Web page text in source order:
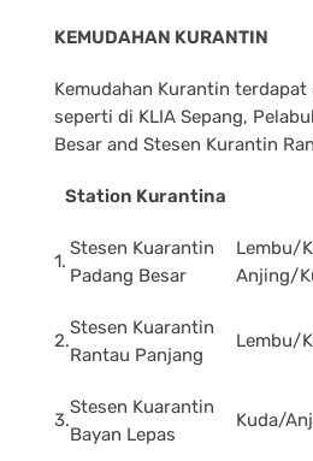
KEMUDAHAN KURANTIN
Kemudahan Kurantin
seperti di KLIA Sepang,
Besar and Stesen Kurantin
Station Kurantina
1.
Stesen Kuarantin
Padang Besar
Lembu/
Anjing/
2.
Stesen Kuarantin
Rantau Panjang
Lembu/
3.
Stesen Kuarantin
Bayan Lepas
Kuda/